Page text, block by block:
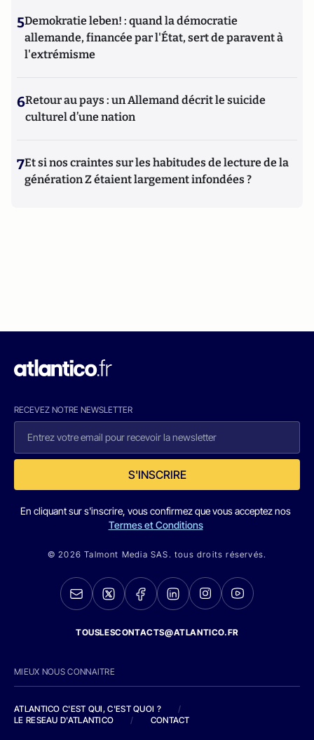
5Demokratie leben! : quand la démocratie
allemande, financée par l'État, sert de paravent à
l'extrémisme
6Retour au pays : un Allemand décrit le suicide
culturel d’une nation
7Et si nos craintes sur les habitudes de lecture de la
génération Z étaient largement infondées ?
RECEVEZ NOTRE NEWSLETTER
S'INSCRIRE
En cliquant sur s'inscrire, vous confirmez que vous acceptez nos
Termes et Conditions
© 2026 Talmont Media SAS. tous droits réservés.
TOUSLESCONTACTS@ATLANTICO.FR
MIEUX NOUS CONNAITRE
ATLANTICO C'EST QUI, C'EST QUOI ?
/
LE RESEAU D'ATLANTICO
/ CONTACT